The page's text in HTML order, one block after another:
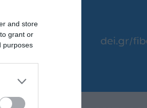
and store
grant or
purposes